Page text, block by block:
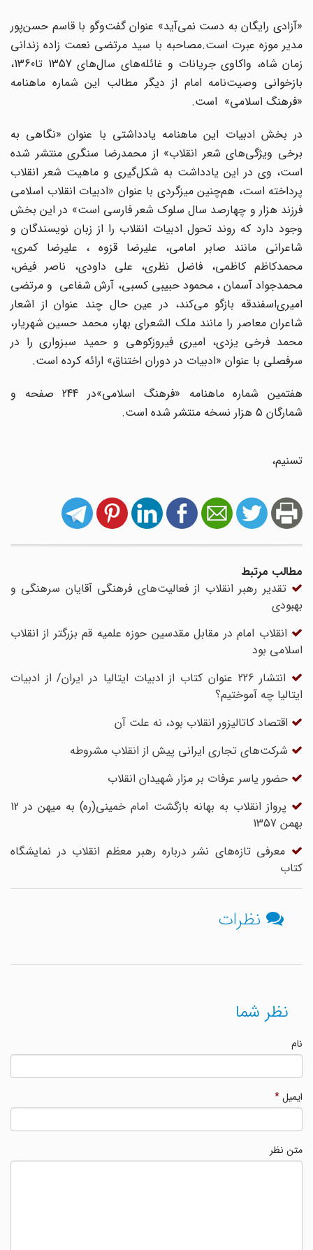
«آزادی رایگان به دست نمی‌آید» عنوان گفت‌وگو با قاسم حسن‌پور
مدیر موزه عبرت است.مصاحبه با سید مرتضی نعمت زاده زندانی
زمان شاه،‌ واکاوی جریانات و غائله‌های سال‌های 1357 تا1360،‌
بازخوانی وصیت‌نامه امام از دیگر مطالب این شماره ماهنامه
«فرهنگ اسلامی» است.
در بخش ادبیات این ماهنامه یادداشتی با عنوان «نگاهی به
برخی ویژگی‌‌های شعر انقلاب» از محمدرضا سنگری منتشر شده
است،‌ وی در این یادداشت به شکل‌گیری و ماهیت شعر انقلاب
پرداخته است‌، هم‌چنین میزگردی با عنوان «ادبیات انقلاب اسلامی
فرزند هزار و چهارصد سال سلوک شعر فارسی است»‌ در این بخش
وجود دارد که روند تحول ادبیات انقلاب را از زبان نویسندگان و
شاعرانی مانند صابر امامی، علیرضا قزوه ، علیرضا کمری،
محمدکاظم کاظمی، فاضل نظری، علی داودی، ناصر فیض،
محمدجواد آسمان ، محمود حبیبی کسبی، آرش شفاعی و مرتضی
امیری‌اسفندقه بازگو می‌کند، در عین حال چند عنوان از اشعار
شاعران معاصر را مانند ملک الشعرای بهار، محمد حسین شهریار،
محمد فرخی یزدی، امیری فیروزکوهی و حمید سبزواری را در
سرفصلی با عنوان «ادبیات در دوران اختناق» ارائه کرده است.
هفتمین شماره ماهنامه «فرهنگ اسلامی»‌در 244 صفحه و
شمارگان 5 هزار نسخه منتشر شده است.
تسنیم،‌
مطالب مرتبط
تقدیر رهبر انقلاب از فعالیت‌های فرهنگی آقایان سرهنگی و
بهبودی
انقلاب امام در مقابل مقدسین حوزه علمیه قم بزرگتر از انقلاب
اسلامی بود
انتشار 226 عنوان کتاب از ادبیات ایتالیا در ایران/ از ادبیات
ایتالیا چه آموختیم؟
اقتصاد کاتالیزور انقلاب بود، نه علت آن
شرکت‌های تجاری ایرانی پیش از انقلاب مشروطه
حضور یاسر عرفات بر مزار شهیدان انقلاب
پرواز انقلاب به بهانه بازگشت امام خمینی(ره) به میهن در 12
بهمن 1357
معرفی تازه‌های نشر درباره رهبر معظم انقلاب در نمایشگاه
کتاب
نظرات
نظر شما
ایمیل*
متن نظر